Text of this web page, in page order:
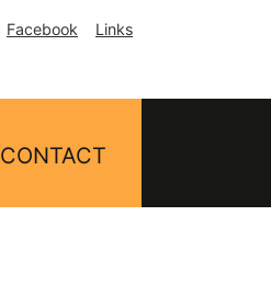
Facebook Links
CONTACT